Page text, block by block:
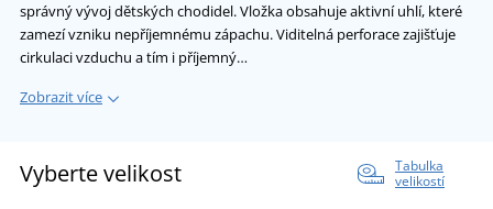
správný vývoj dětských chodidel. Vložka obsahuje aktivní uhlí, které
zamezí vzniku nepříjemnému zápachu. Viditelná perforace zajišťuje
cirkulaci vzduchu a tím i příjemný…
Zobrazit více
Vyberte velikost
Tabulka
velikostí